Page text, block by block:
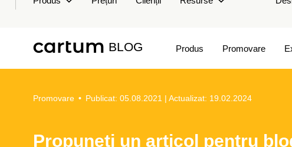
BLOG Produs Promovare
Promovare • Publicat: 05.08.2021 | Actualizat: 19.02.2024
Propuneți un articol pentru